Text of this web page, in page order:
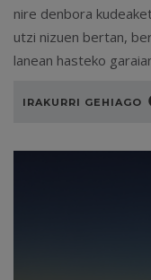
nire denbora
utzi nizuen bertan,
lanean hasteko
IRAKURRI GEHIAGO